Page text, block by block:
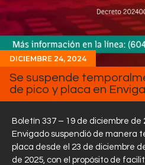
DICIEMBRE 24, 2024
Se suspende
de pico y placa en
Boletín 337 – 19 de diciembre de
Envigado suspendió de manera
placa desde el 23 de diciembre
de 2025, con el propósito de